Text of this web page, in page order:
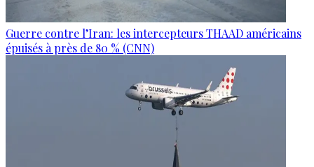
Guerre contre l’Iran: les intercepteurs THAAD américains
épuisés à près de 80 % (CNN)